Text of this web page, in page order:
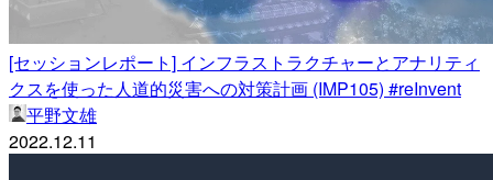
[セッションレポート] インフラストラクチャーとアナリティ
クスを使った人道的災害への対策計画 (IMP105) #reInvent
平野文雄
2022.12.11